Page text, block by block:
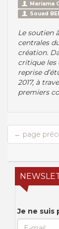
Mariama
Souad
Le soutien
centrales
création.
critique les
reprise
2017, à
premiers
← page
Je ne suis